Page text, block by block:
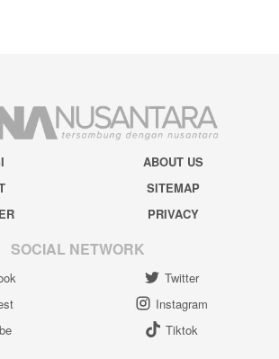
ABOUT US
SITEMAP
PRIVACY
SOCIAL NETWORK
Twitter
Instagram
Tiktok